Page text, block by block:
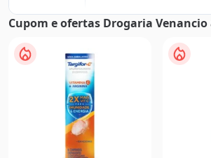
Cupom e ofertas Drogaria